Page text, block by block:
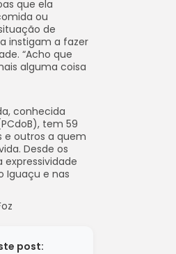
que ela
ou
de
instigam a fazer
“Acho que
alguma coisa
conhecida
tem 59
e outros a quem
Desde os
expressividade
Iguaçu e nas
post: